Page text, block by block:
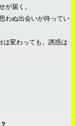
が届く。
わぬ出会いが待ってい
変わっても、誘惑は